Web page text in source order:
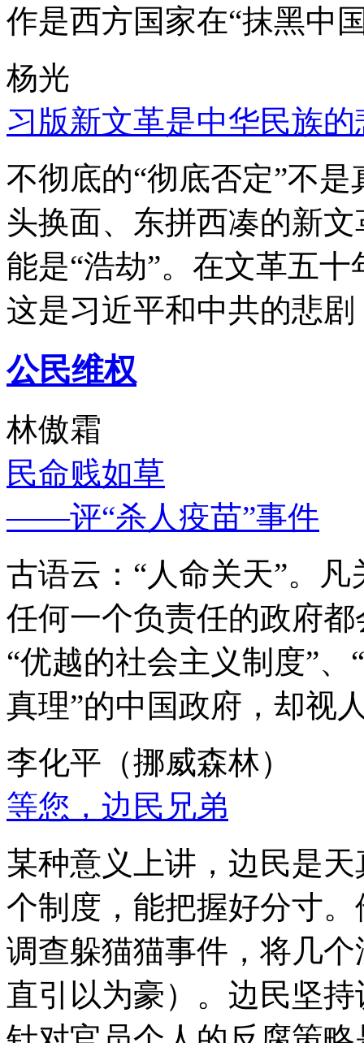
作是西方国家在“抹黑中
杨光
习版新文革是中华民族的
不彻底的“彻底否定”不
头换面、东拼西凑的新
能是“浩劫”。在文革五
这是习近平和中共的悲
公民维权
林傲霜
民命贱如草
——评“杀人疫苗”事件
古语云：“人命关天”。
任何一个负责任的政府
“优越的社会主义制度”
真理”的中国政府，却视
李化平（挪威森林）
等您，边民兄弟
某种意义上讲，边民是
个制度，能把握好分寸
调查躲猫猫事件，将几
直引以为豪）。边民坚